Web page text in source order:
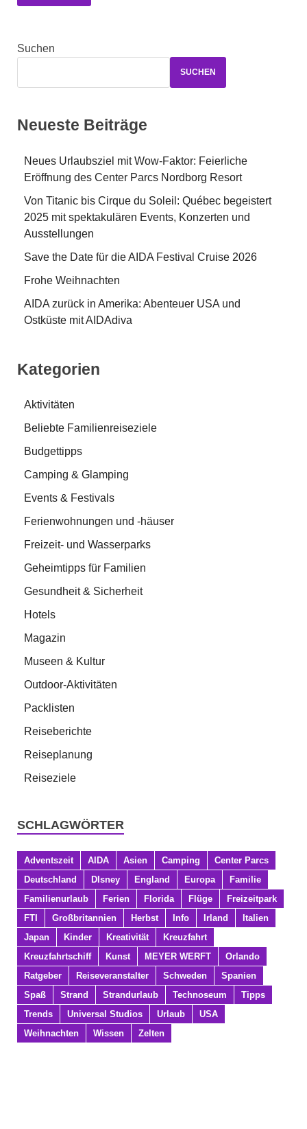
Suchen
SUCHEN
Neueste Beiträge
Neues Urlaubsziel mit Wow-Faktor: Feierliche
Eröffnung des Center Parcs Nordborg Resort
Von Titanic bis Cirque du Soleil: Québec begeistert
2025 mit spektakulären Events, Konzerten und
Ausstellungen
Save the Date für die AIDA Festival Cruise 2026
Frohe Weihnachten
AIDA zurück in Amerika: Abenteuer USA und
Ostküste mit AIDAdiva
Kategorien
Aktivitäten
Beliebte Familienreiseziele
Budgettipps
Camping & Glamping
Events & Festivals
Ferienwohnungen und -häuser
Freizeit- und Wasserparks
Geheimtipps für Familien
Gesundheit & Sicherheit
Hotels
Magazin
Museen & Kultur
Outdoor-Aktivitäten
Packlisten
Reiseberichte
Reiseplanung
Reiseziele
SCHLAGWÖRTER
Adventszeit AIDA Asien Camping
Center Parcs
Deutschland
DIsney England Europa
Familie
Familienurlaub
Ferien Florida Flüge
Freizeitpark
FTI
Großbritannien Herbst Info Irland
Italien
Japan
Kinder Kreativität
Kreuzfahrt
Kreuzfahrtschiff
Kunst MEYER WERFT
Orlando
Ratgeber
Reiseveranstalter Schweden
Spanien
Spaß
Strand Strandurlaub Technoseum
Tipps
Trends
Universal Studios Urlaub
USA
Weihnachten
Wissen Zelten